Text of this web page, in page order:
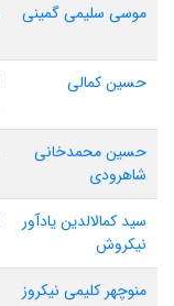
موسی سلیمی گمینی
حسین کمالی
حسین محمدخانی
شاهرودی
سید کمالالدین یادآور
نیکروش
منوچهر کلیمی نیکروز